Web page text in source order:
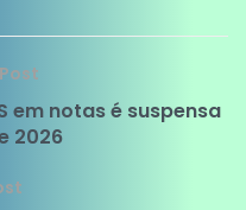
em notas é suspensa
2026